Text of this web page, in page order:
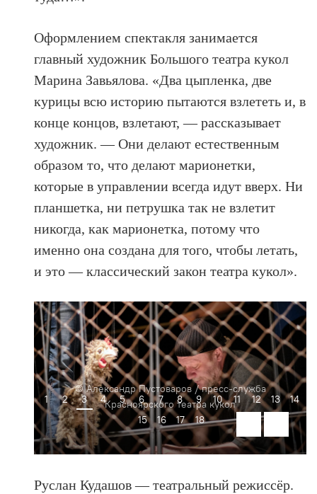
Оформлением спектакля занимается
главный художник Большого театра кукол
Марина Завьялова. «Два цыпленка, две
курицы всю историю пытаются взлететь и, в
конце концов, взлетают, — рассказывает
художник. — Они делают естественным
образом то, что делают марионетки,
которые в управлении всегда идут вверх. Ни
планшетка, ни петрушка так не взлетит
никогда, как марионетка, потому что
именно она создана для того, чтобы летать,
и это — классический закон театра кукол».
© Александр Пустоваров / пресс-служба
Красноярского театра кукол
1 2 3 4 5 6 7 8 9 10 11 12 13
14
15
16 17 18
Руслан Кудашов — театральный режиссёр.